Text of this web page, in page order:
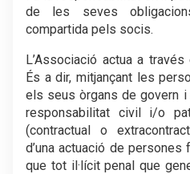
de les seves
compartida pels socis.
L’Associació actua a
És a dir, mitjançant les
els seus òrgans de govern i
responsabilitat civil i/o
(contractual o
d’una actuació de
que tot il·lícit penal que